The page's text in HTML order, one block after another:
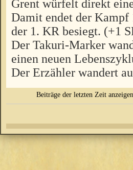
Grent würfelt direkt
Damit endet der
der 1. KR besiegt. (+1
Der Takuri-Marker
einen neuen
Der Erzähler wandert
Beiträge der letzten Zeit